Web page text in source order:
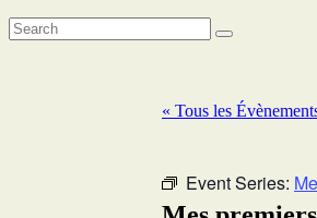
« Tous les
Event Series: